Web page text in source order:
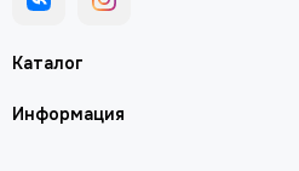
Каталог
Информация